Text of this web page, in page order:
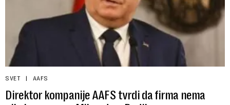
SVET AAFS
Direktor kompanije AAFS tvrdi da firma nema